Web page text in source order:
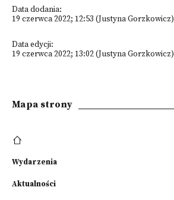
Data dodania:
19 czerwca 2022; 12:53 (Justyna Gorzkowicz)
Data edycji:
19 czerwca 2022; 13:02 (Justyna Gorzkowicz)
Mapa strony
Wydarzenia
Aktualności